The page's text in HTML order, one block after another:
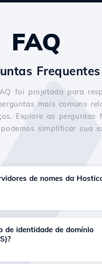
FAQ
Frequentes
foi projetada para
mais comuns
Explore as perguntas
simplificar sua
de nomes da
de identidade de domínio